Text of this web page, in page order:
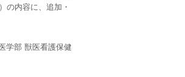
の内容に、追加・
学部 獣医看護保健